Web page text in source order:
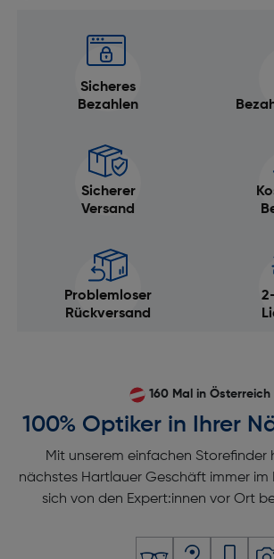
Sicheres
Bezahlen
Sicherer
Versand
Problemloser
Rückversand
160 Mal in Österreich
100% Optiker in Ihrer
Mit unserem einfachen Storefinder
nächstes Hartlauer Geschäft immer im
sich von den Expert:innen vor Ort